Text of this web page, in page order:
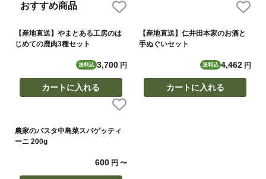
おすすめ商品
【産地直送】やまとある工房のは
じめての鹿肉3種セット
送料込 3,700円
カートに入れる
【産地直送】仁井田本家のお酒と
手ぬぐいセット
送料込 4,462 円
カートに入れる
農家のパスタ中島菜スパゲッティ
ーニ 200g
600円 〜